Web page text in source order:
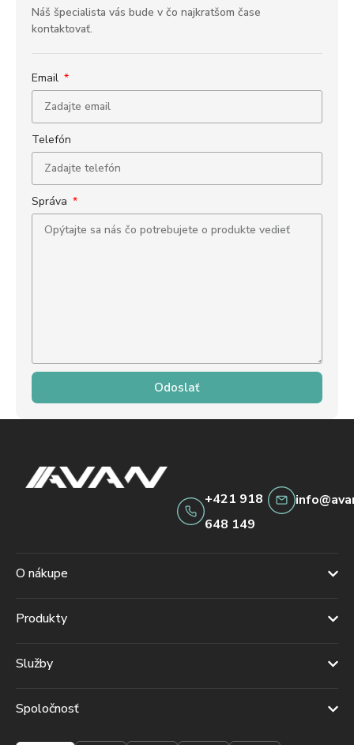
Náš špecialista vás bude v čo najkratšom čase
kontaktovať.
Email
Telefón
Správa
Odoslať
+421 918
648 149
O nákupe
Produkty
Služby
Spoločnosť